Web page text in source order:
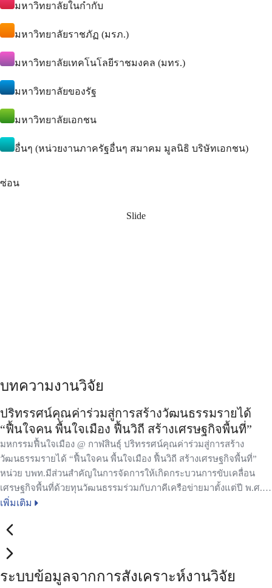
มหาวิทยาลัยในกำกับ
มหาวิทยาลัยราชภัฏ (มรภ.)
มหาวิทยาลัยเทคโนโลยีราชมงคล (มทร.)
มหาวิทยาลัยของรัฐ
มหาวิทยาลัยเอกชน
อื่นๆ (หน่วยงานภาครัฐอื่นๆ สมาคม มูลนิธิ บริษัทเอกชน)
ซ่อน
Slide
บทความงานวิจัย
ปริทรรศน์คุณค่าร่วมสู่การสร้างวัฒนธรรมรายได้
“ฟื้นใจคน พื้นใจเมือง ฟื้นวิถี สร้างเศรษฐกิจพื้นที่”
มหกรรมฟื้นใจเมือง @ กาฬสินธุ์ ปริทรรศน์คุณค่าร่วมสู่การสร้าง
วัฒนธรรมรายได้ “ฟื้นใจคน พื้นใจเมือง ฟื้นวิถี สร้างเศรษฐกิจพื้นที่”
หน่วย บพท.มีส่วนสำคัญในการจัดการให้เกิดกระบวนการขับเคลื่อน
เศรษฐกิจพื้นที่ด้วยทุนวัฒนธรรมร่วมกับภาคีเครือข่ายมาตั้งแต่ปี พ.ศ.
2558 (ตั้งแต่อยู่ สกว.เดิม) จนเกิดเป็นกระแสการขับเคลื่อนของสังคม
งานวิจัยและนวัตกรรม เห็นการทำงานเชิงแนวคิดหลักการและ
กระบวนการวิจัยเชิงคุณภาพ หน่วย บพท. จึงร่วมกับเครือข่าย
มหาวิทยาลัยพัฒนาพื้นที่กว่า 42 แห่ง เครือข่ายองค์กรส่วนปกครองท้อง
ถิ่นและศิลปินท้องถิ่นสร้างรูปธรรมความสำเร็จเกิดย่านวัฒนธรรมและ
เพิ่มเติม
ระบบข้อมูลจากการสังเคราะห์งานวิจัย